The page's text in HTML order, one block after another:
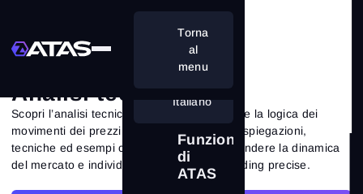
Funzionalità
di
ATAS
Italiano
Torna
al
menu
Analisi tecnica
Analisi tecnica
Scopri l’analisi tecnica, i pattern di mercato e la logica dei
movimenti dei prezzi. Questa sezione offre spiegazioni,
tecniche ed esempi che ti aiutano a comprendere la dinamica
del mercato e individuare opportunità di trading precise.